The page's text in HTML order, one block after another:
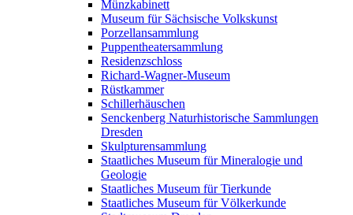
Münzkabinett
Museum für Sächsische Volkskunst
Porzellansammlung
Puppentheatersammlung
Residenzschloss
Richard-Wagner-Museum
Rüstkammer
Schillerhäuschen
Senckenberg Naturhistorische Sammlungen
Dresden
Skulpturensammlung
Staatliches Museum für Mineralogie und
Geologie
Staatliches Museum für Tierkunde
Staatliches Museum für Völkerkunde